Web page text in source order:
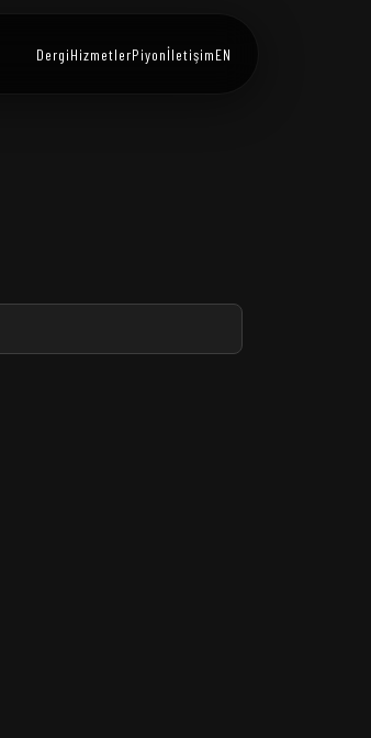
DergiHizmetlerPiyonİletişimEN